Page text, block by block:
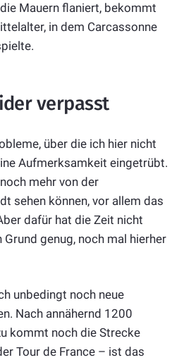
Mauern flaniert, bekommt
in dem Carcassonne
verpasst
über die ich hier nicht
Aufmerksamkeit eingetrübt.
mehr von der
sehen können, vor allem das
dafür hat die Zeit nicht
genug, noch mal hierher
unbedingt noch neue
Nach annähernd 1200
kommt noch die Strecke
Tour de France – ist das